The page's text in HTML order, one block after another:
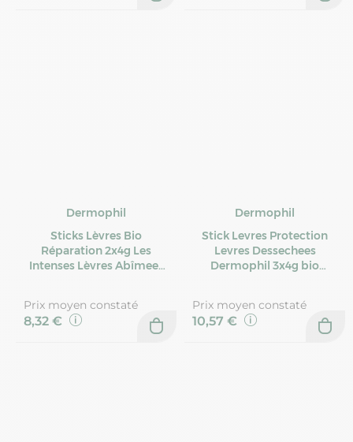
Dermophil
Sticks Lèvres Bio
Réparation 2x4g Les
Intenses Lèvres Abîmees
Prix moyen constaté
8,32 €
Dermophil
Stick Levres Protection
Levres Dessechees
Dermophil 3x4g bio
Prix moyen constaté
10,57 €